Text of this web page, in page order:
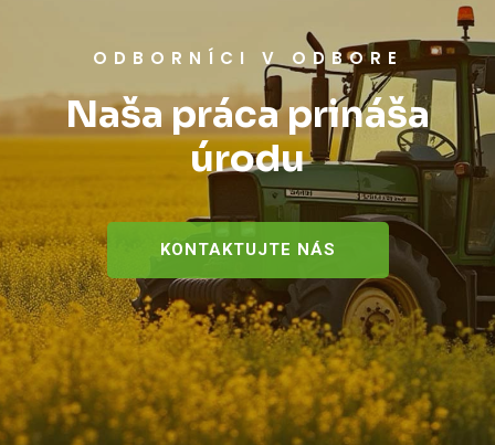
ODBORNÍCI V ODBORE
Naša práca prináša
úrodu
KONTAKTUJTE NÁS